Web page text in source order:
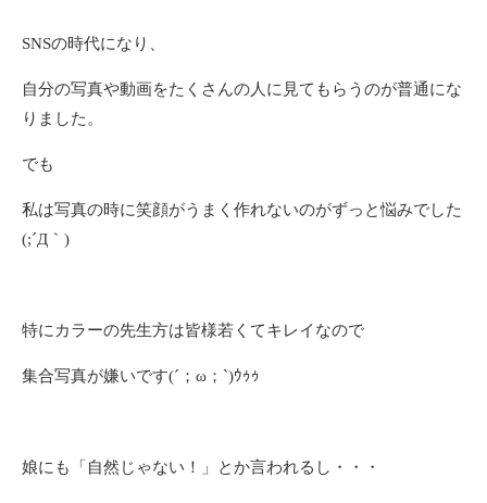
SNSの時代になり、
自分の写真や動画をたくさんの人に見てもらうのが普通にな
りました。
でも
私は写真の時に笑顔がうまく作れないのがずっと悩みでした
(;´Д｀)
特にカラーの先生方は皆様若くてキレイなので
集合写真が嫌いです(´；ω；`)ｳｩｩ
娘にも「自然じゃない！」とか言われるし・・・